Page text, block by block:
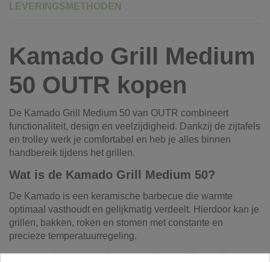
LEVERINGSMETHODEN
Kamado Grill Medium
50 OUTR kopen
De Kamado Grill Medium 50 van OUTR combineert
functionaliteit, design en veelzijdigheid. Dankzij de zijtafels
en trolley werk je comfortabel en heb je alles binnen
handbereik tijdens het grillen.
Wat is de Kamado Grill Medium 50?
De Kamado is een keramische barbecue die warmte
optimaal vasthoudt en gelijkmatig verdeelt. Hierdoor kan je
grillen, bakken, roken en stomen met constante en
precieze temperatuurregeling.
Kenmerken van de Kamado Grill Medium